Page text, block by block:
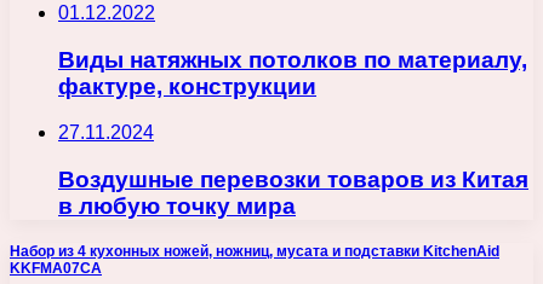
01.12.2022
Виды натяжных потолков по материалу,
фактуре, конструкции
27.11.2024
Воздушные перевозки товаров из Китая
в любую точку мира
Набор из 4 кухонных ножей, ножниц, мусата и подставки KitchenAid
KKFMA07CA